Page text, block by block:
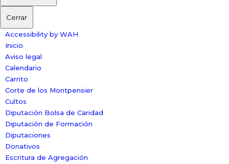
Cerrar
Accessibility by WAH
Inicio
Aviso legal
Calendario
Carrito
Corte de los Montpensier
Cultos
Diputación Bolsa de Caridad
Diputación de Formación
Diputaciones
Donativos
Escritura de Agregación